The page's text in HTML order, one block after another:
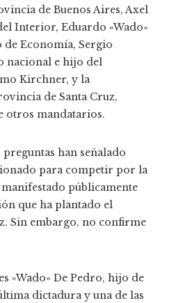
de Buenos Aires, Axel
Interior, Eduardo «Wado»
Economía, Sergio
nacional e hijo del
Kirchner, y la
de Santa Cruz,
otros mandatarios.
preguntas han señalado
para competir por la
públicamente
que ha plantado el
Sin embargo, no confirme
«Wado» De Pedro, hijo de
dictadura y una de las